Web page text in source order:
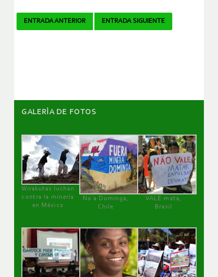
Navegador
ENTRADA ANTERIOR ENTRADA SIGUIENTE
GALERÌA DE FOTOS
Wirakutas luchan
contra la minería
en México
No a Dominga,
Chile
VALE mata,
Brasil